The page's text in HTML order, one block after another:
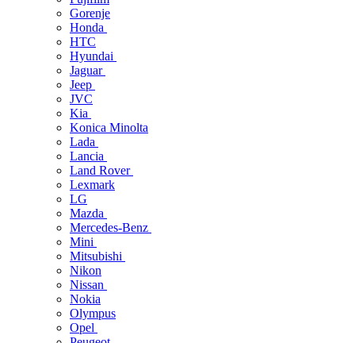
Gorenje
Honda
HTC
Hyundai
Jaguar
Jeep
JVC
Kia
Konica Minolta
Lada
Lancia
Land Rover
Lexmark
LG
Mazda
Mercedes-Benz
Mini
Mitsubishi
Nikon
Nissan
Nokia
Olympus
Opel